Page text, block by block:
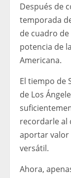
Después de
temporada
de cuadro
potencia de
Americana.
El tiempo de
de Los
recordarle al
aportar valor
versátil.
Ahora,